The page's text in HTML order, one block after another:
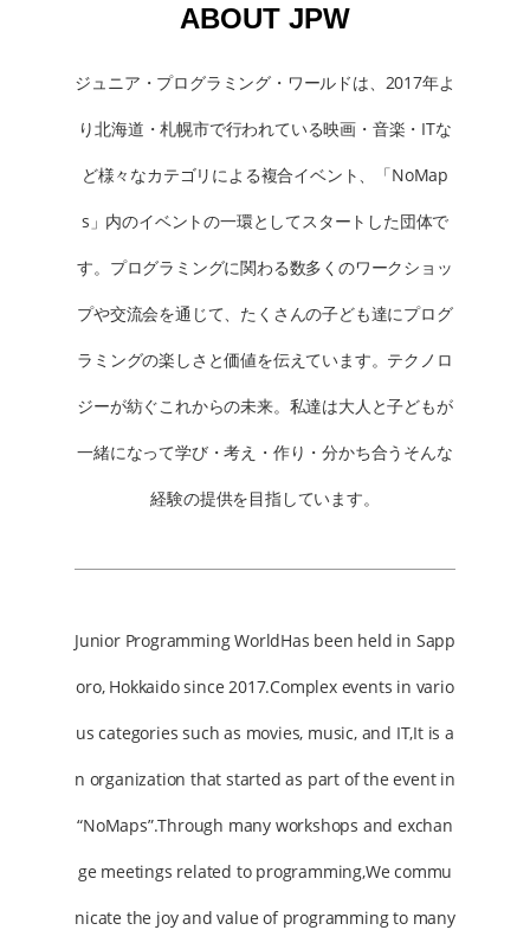
ABOUT JPW
ジュニア・プログラミング・ワールドは、2017年よ
り北海道・札幌市で行われている映画・音楽・ITな
ど様々なカテゴリによる複合イベント、「NoMap
s」内のイベントの一環としてスタートした団体で
す。プログラミングに関わる数多くのワークショッ
プや交流会を通じて、たくさんの子ども達にプログ
ラミングの楽しさと価値を伝えています。テクノロ
ジーが紡ぐこれからの未来。私達は大人と子どもが
一緒になって学び・考え・作り・分かち合うそんな
経験の提供を目指しています。
Junior Programming WorldHas been held in Sapp
oro, Hokkaido since 2017.Complex events in vario
us categories such as movies, music, and IT,It is a
n organization that started as part of the event in
“NoMaps”.Through many workshops and exchan
ge meetings related to programming,We commu
nicate the joy and value of programming to many